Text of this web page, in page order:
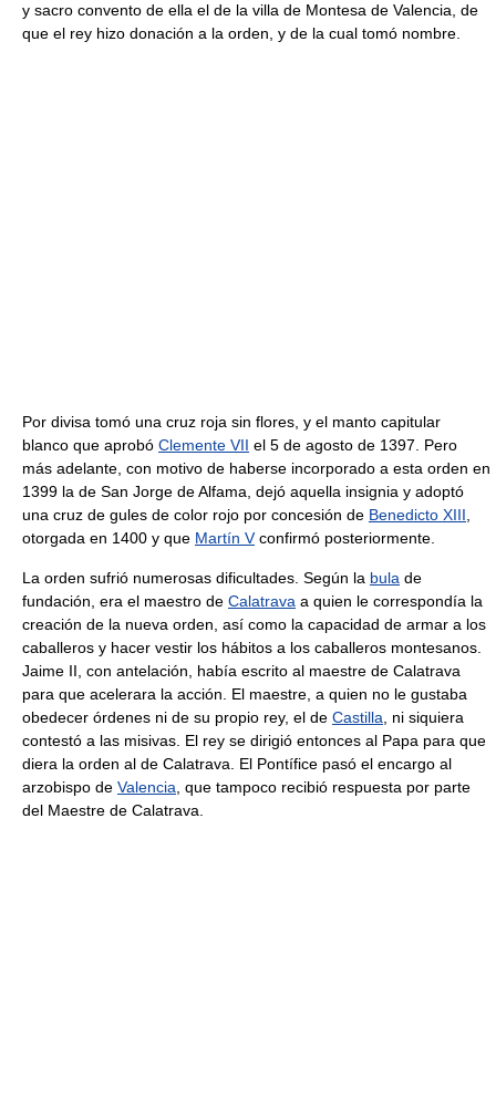
y sacro convento de ella el de la villa de Montesa de Valencia, de
que el rey hizo donación a la orden, y de la cual tomó nombre.
Por divisa tomó una cruz roja sin flores, y el manto capitular
blanco que aprobó Clemente VII el 5 de agosto de 1397. Pero
más adelante, con motivo de haberse incorporado a esta orden en
1399 la de San Jorge de Alfama, dejó aquella insignia y adoptó
una cruz de gules de color rojo por concesión de Benedicto XIII
otorgada en 1400 y que Martín Vconfirmó posteriormente.
La orden sufrió numerosas dificultades. Según la bula de
fundación, era el maestro de Calatrava a quien le correspondía la
creación de la nueva orden, así como la capacidad de armar a los
caballeros y hacer vestir los hábitos a los caballeros montesanos.
Jaime II, con antelación, había escrito al maestre de Calatrava
para que acelerara la acción. El maestre, a quien no le gustaba
obedecer órdenes ni de su propio rey, el de Castilla , ni siquiera
contestó a las misivas. El rey se dirigió entonces al Papa para que
diera la orden al de Calatrava. El Pontífice pasó el encargo al
arzobispo de Valencia , que tampoco recibió respuesta por parte
del Maestre de Calatrava.